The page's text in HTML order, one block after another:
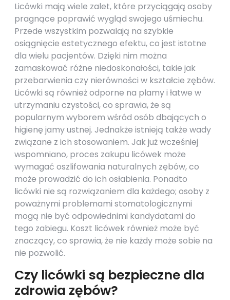
Licówki mają wiele zalet, które przyciągają osoby
pragnące poprawić wygląd swojego uśmiechu.
Przede wszystkim pozwalają na szybkie
osiągnięcie estetycznego efektu, co jest istotne
dla wielu pacjentów. Dzięki nim można
zamaskować różne niedoskonałości, takie jak
przebarwienia czy nierówności w kształcie zębów.
Licówki są również odporne na plamy i łatwe w
utrzymaniu czystości, co sprawia, że są
popularnym wyborem wśród osób dbających o
higienę jamy ustnej. Jednakże istnieją także wady
związane z ich stosowaniem. Jak już wcześniej
wspomniano, proces zakupu licówek może
wymagać oszlifowania naturalnych zębów, co
może prowadzić do ich osłabienia. Ponadto
licówki nie są rozwiązaniem dla każdego; osoby z
poważnymi problemami stomatologicznymi
mogą nie być odpowiednimi kandydatami do
tego zabiegu. Koszt licówek również może być
znaczący, co sprawia, że nie każdy może sobie na
nie pozwolić.
Czy licówki są bezpieczne dla
zdrowia zębów?